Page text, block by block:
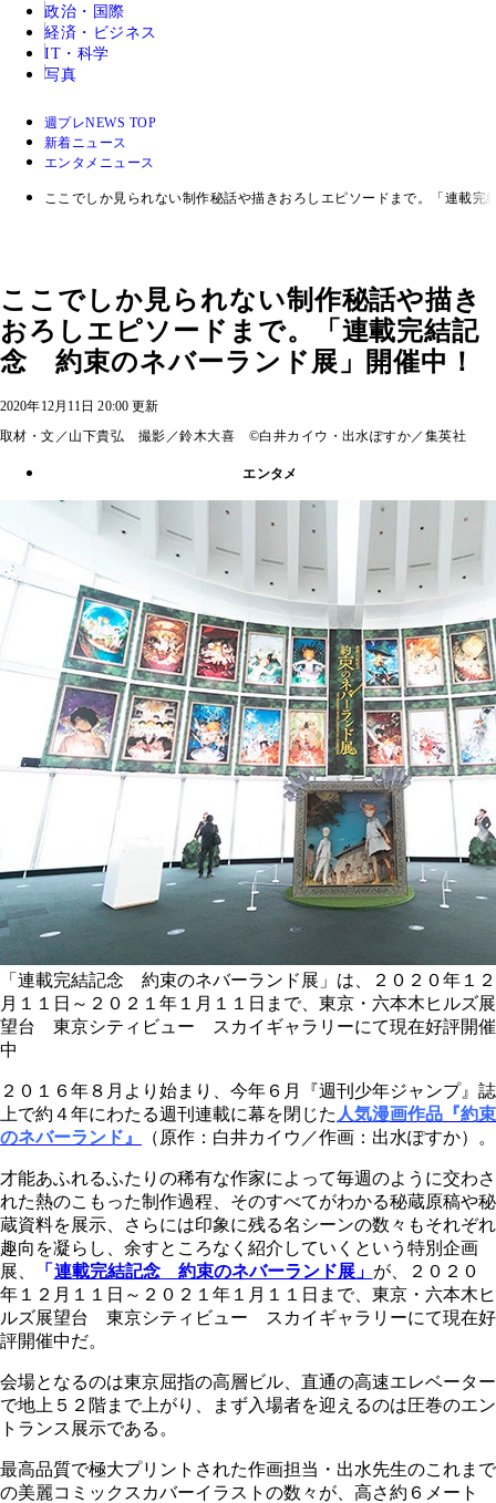
政治・国際
経済・ビジネス
IT・科学
写真
週プレNEWS TOP
新着ニュース
エンタメニュース
ここでしか見られない制作秘話や描きおろしエピソードまで。「連載
ここでしか見られない制作秘話や描き
おろしエピソードまで。「連載完結記
念 約束のネバーランド展」開催中！
2020年12月11日 20:00 更新
取材・文／山下貴弘 撮影／鈴木大喜 ©白井カイウ・出水ぽすか／集英社
エンタメ
「連載完結記念 約束のネバーランド展」は、２０２０年１２
月１１日～２０２１年１月１１日まで、東京・六本木ヒルズ展
望台 東京シティビュー スカイギャラリーにて現在好評開催
中
２０１６年８月より始まり、今年６月『週刊少年ジャンプ』誌
上で約４年にわたる週刊連載に幕を閉じた 人気漫画作品『約束
のネバーランド』
（原作：白井カイウ／作画：出水ぽすか）。
才能あふれるふたりの稀有な作家によって毎週のように交わさ
れた熱のこもった制作過程、そのすべてがわかる秘蔵原稿や秘
蔵資料を展示、さらには印象に残る名シーンの数々もそれぞれ
趣向を凝らし、余すところなく紹介していくという特別企画
展、
「 連載完結記念 約束のネバーランド展」 が、２０２０
年１２月１１日～２０２１年１月１１日まで、東京・六本木ヒ
ルズ展望台 東京シティビュー スカイギャラリーにて現在好
評開催中だ。
会場となるのは東京屈指の高層ビル、直通の高速エレベーター
で地上５２階まで上がり、まず入場者を迎えるのは圧巻のエン
トランス展示である。
最高品質で極大プリントされた作画担当・出水先生のこれまで
の美麗コミックスカバーイラストの数々が、高さ約６メート